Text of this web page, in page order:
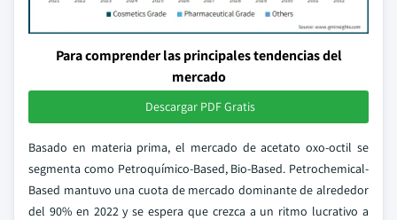
Para comprender las principales tendencias del
mercado
Descargar PDF Gratis
Basado en materia prima, el mercado de acetato oxo-octil se
segmenta como Petroquímico-Based, Bio-Based. Petrochemical-
Based mantuvo una cuota de mercado dominante de alrededor
del 90% en 2022 y se espera que crezca a un ritmo lucrativo a